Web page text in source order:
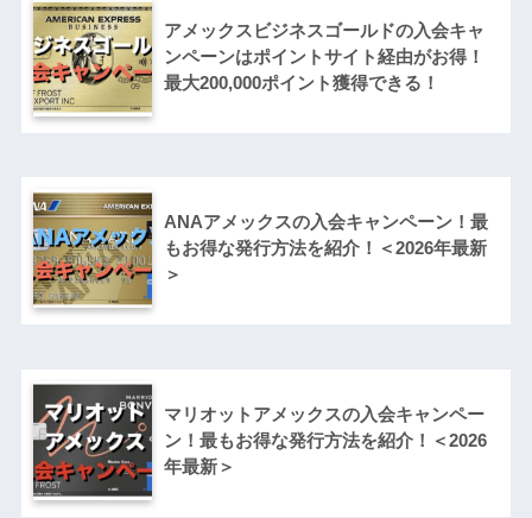
アメックスビジネスゴールドの入会キャ
ンペーンはポイントサイト経由がお得！
最大200,000ポイント獲得できる！
ANAアメックスの入会キャンペーン！最
もお得な発行方法を紹介！＜2026年最新
＞
マリオットアメックスの入会キャンペー
ン！最もお得な発行方法を紹介！＜2026
年最新＞